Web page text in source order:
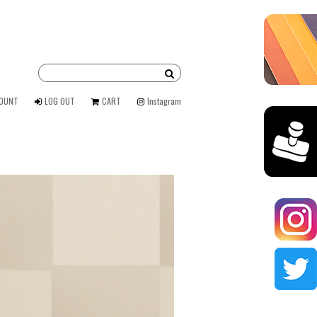
LOG OUT CART Instagram